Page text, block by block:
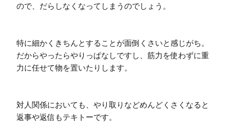
ので、だらしなくなってしまうのでしょう。
特に細かくきちんとすることが面倒くさいと感じがち。
だからやったらやりっぱなしですし、筋力を使わずに重
力に任せて物を置いたりします。
対人関係においても、やり取りなどめんどくさくなると
返事や返信もテキトーです。